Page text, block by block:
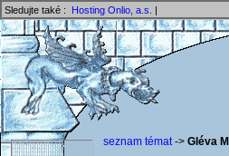
Sledujte také : Hosting Onlio, a.s. |
seznam témat-> Gléva